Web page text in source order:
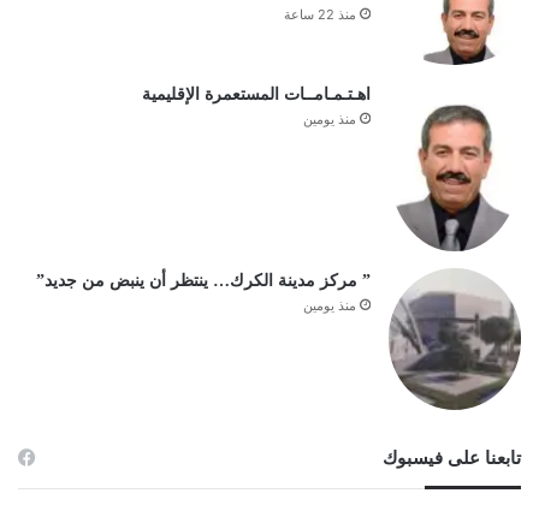
منذ 22 ساعة
اهـتـمـامــات المستعمرة الإقليمية
منذ يومين
” مركز مدينة الكرك… ينتظر أن ينبض من جديد”
منذ يومين
تابعنا على فيسبوك